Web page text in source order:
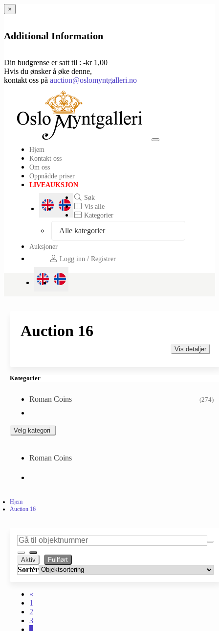
×
Additional Information
Din budgrense er satt til : -kr 1,00
Hvis du ønsker å øke denne,
kontakt oss på auction@oslomyntgalleri.no
Toggle
Hjem
Kontakt oss
Om oss
Oppnådde priser
LIVEAUKSJON
Søk
Vis alle
Kategorier
Alle kategorier
Auksjoner
Logg inn / Registrer
Auction 16
Vis detaljer
Kategorier
Roman Coins (274)
Velg kategori
Roman Coins
Hjem
Auction 16
Aktiv Fullført
Sortér
«
1
2
3